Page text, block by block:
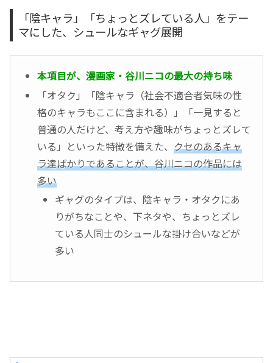
「陰キャラ」「ちょっとズレている人」をテー
マにした、シュールなギャグ展開
本項目が、漫画家・谷川ニコの最大の持ち味
「オタク」「陰キャラ（社会不適合者気味の性
格のキャラもここに含まれる）」「一見すると
普通の人だけど、考え方や趣味がちょっとズレて
いる」といった特徴を備えた、クセのあるキャ
ラ達ばかりであることが、谷川ニコの作品には
多い
ギャグのタイプは、陰キャラ・オタクにあ
りがちなことや、下ネタや、ちょっとズレ
ている人同士のシュールな掛け合いなどが
多い